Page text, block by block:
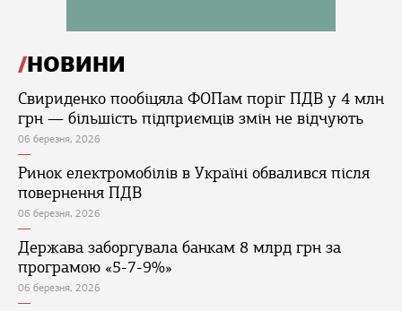
НОВИНИ
Свириденко пообіцяла ФОПам поріг ПДВ у 4 млн
грн — більшість підприємців змін не відчують
06 березня, 2026
Ринок електромобілів в Україні обвалився після
повернення ПДВ
06 березня, 2026
Держава заборгувала банкам 8 млрд грн за
програмою «5-7-9%»
06 березня, 2026